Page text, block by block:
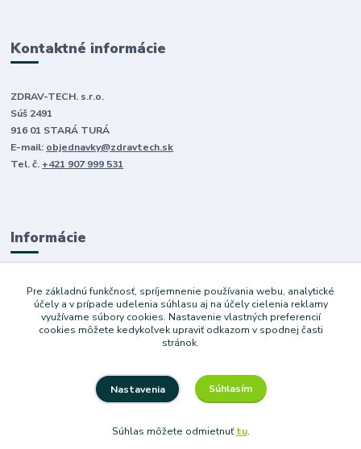
Kontaktné informácie
ZDRAV-TECH. s.r.o.
Súš 2491
916 01 STARÁ TURÁ
E-mail: objednavky@zdravtech.sk
Tel. č. +421 907 999 531
Informácie
O nás
Obchodné podmienky
Ochrana súkromia
Služby
Vytvorené na
Eshop-rychlo.sk
Pre základnú funkčnosť, spríjemnenie používania webu, analytické
účely a v prípade udelenia súhlasu aj na účely cielenia reklamy
využívame súbory cookies. Nastavenie vlastných preferencií
cookies môžete kedykoľvek upraviť odkazom v spodnej časti
stránok.
Nastavenia Súhlasím
Súhlas môžete odmietnuťtu.